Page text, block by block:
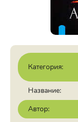
Категория:
Название:
Автор: